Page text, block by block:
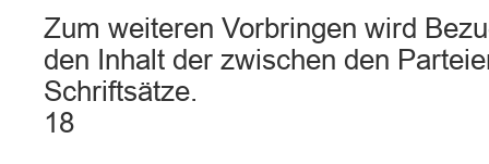
Zum weiteren Vorbringen wird
den Inhalt der zwischen den
Schriftsätze.
18